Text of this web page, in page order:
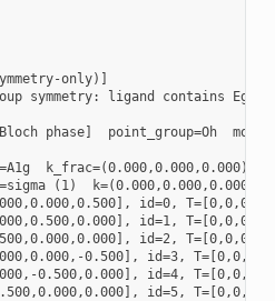
only)]
symmetry: ligand contains Eg
phase]  point_group=Oh
k_frac=(0.000,0.000,0.000)
(1)  k=(0.000,0.000,0.000)
id=0, T=[0,0,0] :
id=1, T=[0,0,0] :
id=2, T=[0,0,0] :
0.500], id=3, T=[0,0,0] :
0.500,0.000], id=4, T=[0,0,0] :
id=5, T=[0,0,0] :